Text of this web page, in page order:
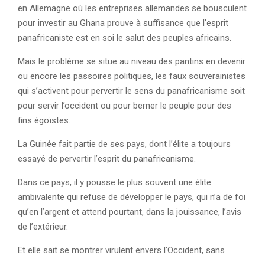
en Allemagne où les entreprises allemandes se bousculent
pour investir au Ghana prouve à suffisance que l’esprit
panafricaniste est en soi le salut des peuples africains.
Mais le problème se situe au niveau des pantins en devenir
ou encore les passoires politiques, les faux souverainistes
qui s’activent pour pervertir le sens du panafricanisme soit
pour servir l’occident ou pour berner le peuple pour des
fins égoïstes.
La Guinée fait partie de ses pays, dont l’élite a toujours
essayé de pervertir l’esprit du panafricanisme.
Dans ce pays, il y pousse le plus souvent une élite
ambivalente qui refuse de développer le pays, qui n’a de foi
qu’en l’argent et attend pourtant, dans la jouissance, l’avis
de l’extérieur.
Et elle sait se montrer virulent envers l’Occident, sans